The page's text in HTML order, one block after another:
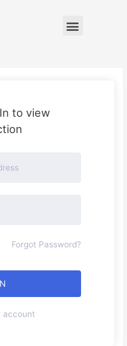
to view
Forgot Password?
account